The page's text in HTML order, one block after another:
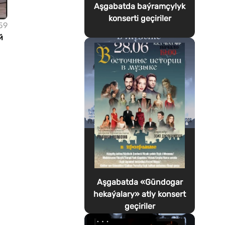
Aşgabatda baýramçylyk
konserti geçiriler
Aşgabatda «Gündogar
hekaýalary» atly konsert
geçiriler